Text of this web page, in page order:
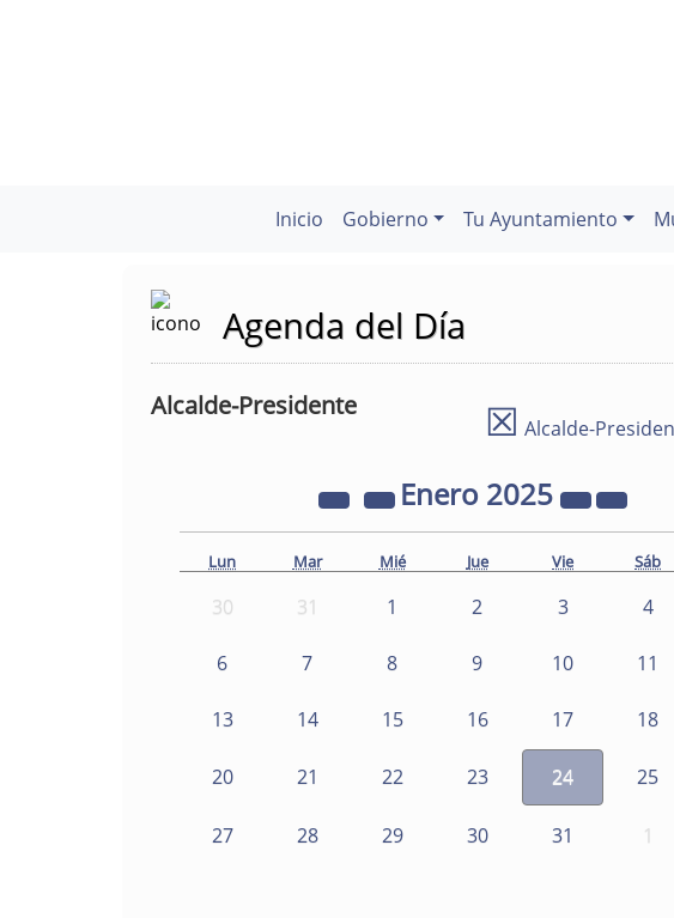
Inicio Gobierno Tu Ayuntamiento
Agenda del Día
Alcalde-Presidente ☒ Alcalde-
Enero 2025
Lun Mar Mié Jue Vie Sáb
30 31 1 2 3 4
6 7 8 9 10 11
13 14 15 16 17 18
20 21 22 23 24 25
27 28 29 30 31 1